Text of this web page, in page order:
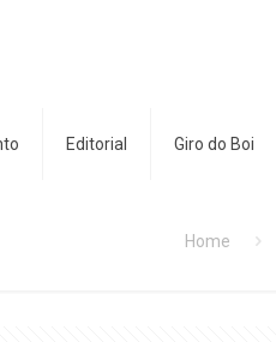
Editorial Giro do Boi
Home